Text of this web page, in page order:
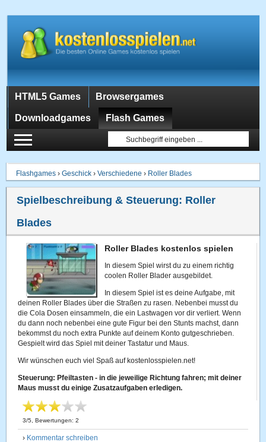
HTML5 Games Browsergames
Downloadgames Flash Games
Flashgames ›Geschick ›Verschiedene › Roller Blades
Spielbeschreibung & Steuerung: Roller
Blades
Roller Blades kostenlos spielen
In diesem Spiel wirst du zu einem richtig
coolen Roller Blader ausgebildet.
In diesem Spiel ist es deine Aufgabe, mit
deinen Roller Blades über die Straßen zu rasen. Nebenbei musst du
die Cola Dosen einsammeln, die ein Lastwagen vor dir verliert. Wenn
du dann noch nebenbei eine gute Figur bei den Stunts machst, dann
bekommst du noch extra Punkte auf deinem Konto gutgeschrieben.
Gespielt wird das Spiel mit deiner Tastatur und Maus.
Wir wünschen euch viel Spaß auf kostenlosspielen.net!
Steuerung: Pfeiltasten - in die jeweilige Richtung fahren; mit deiner
Maus musst du einige Zusatzaufgaben erledigen.
3/5 , Bewertungen:2
› Kommentar schreiben